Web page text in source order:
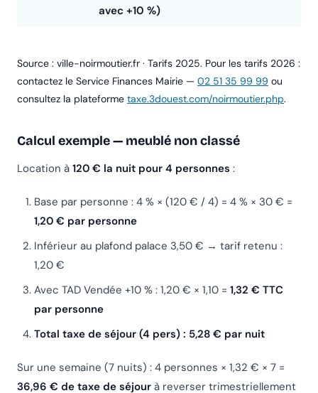
avec +10 %)
Source : ville-noirmoutier.fr · Tarifs 2025. Pour les tarifs 2026 :
contactez le Service Finances Mairie — 02 51 35 99 99 ou
consultez la plateforme taxe.3douest.com/noirmoutier.php.
Calcul exemple — meublé non classé
Location à 120 € la nuit pour 4 personnes :
Base par personne : 4 % × (120 € / 4) = 4 % × 30 € =
1,20 € par personne
Inférieur au plafond palace 3,50 € → tarif retenu :
1,20 €
Avec TAD Vendée +10 % : 1,20 € × 1,10 = 1,32 € TTC
par personne
Total taxe de séjour (4 pers) : 5,28 € par nuit
Sur une semaine (7 nuits) : 4 personnes × 1,32 € × 7 =
36,96 € de taxe de séjour à reverser trimestriellement